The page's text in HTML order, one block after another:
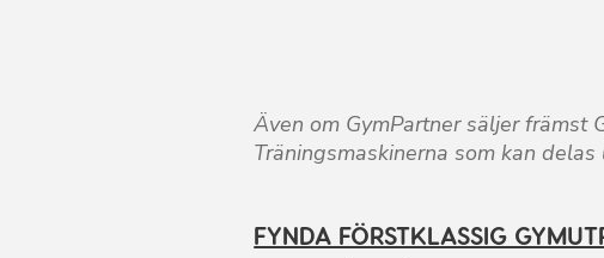
Även om GymPartner säljer främst
Träningsmaskinerna som kan
FYNDA FÖRSTKLASSIG